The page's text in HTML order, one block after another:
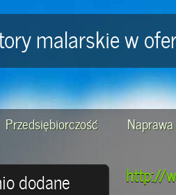
malarskie w
Przedsiębiorczość Naprawa
dodane http://